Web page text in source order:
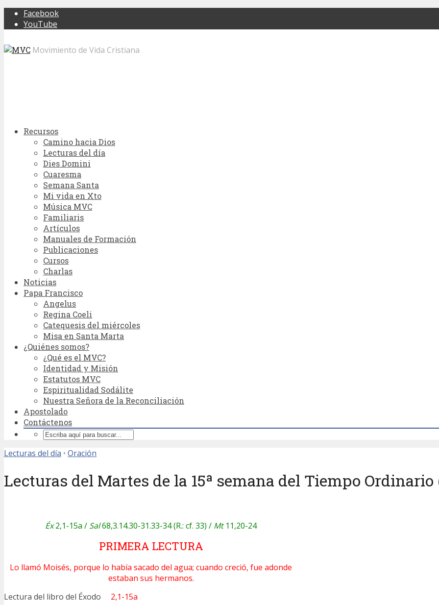
Facebook
YouTube
Movimiento de Vida Cristiana
Recursos
Camino hacia Dios
Lecturas del día
Dies Domini
Cuaresma
Semana Santa
Mi vida en Xto
Música MVC
Familiaris
Artículos
Manuales de Formación
Publicaciones
Cursos
Charlas
Noticias
Papa Francisco
Angelus
Regina Coeli
Catequesis del miércoles
Misa en Santa Marta
¿Quiénes somos?
¿Qué es el MVC?
Identidad y Misión
Estatutos MVC
Espiritualidad Sodálite
Nuestra Señora de la Reconciliación
Apostolado
Contáctenos
Lecturas del día • Oración
Lecturas del Martes de la 15ª semana del Tiempo Ordinario
Éx2,1-15a / Sal68,3.14.30-31.33-34 (R.: cf. 33) / Mt11,20-24
PRIMERA LECTURA
Lo llamó Moisés, porque lo había sacado del agua; cuando creció, fue adonde
estaban sus hermanos.
Lectura del libro del Éxodo 2,1-15a